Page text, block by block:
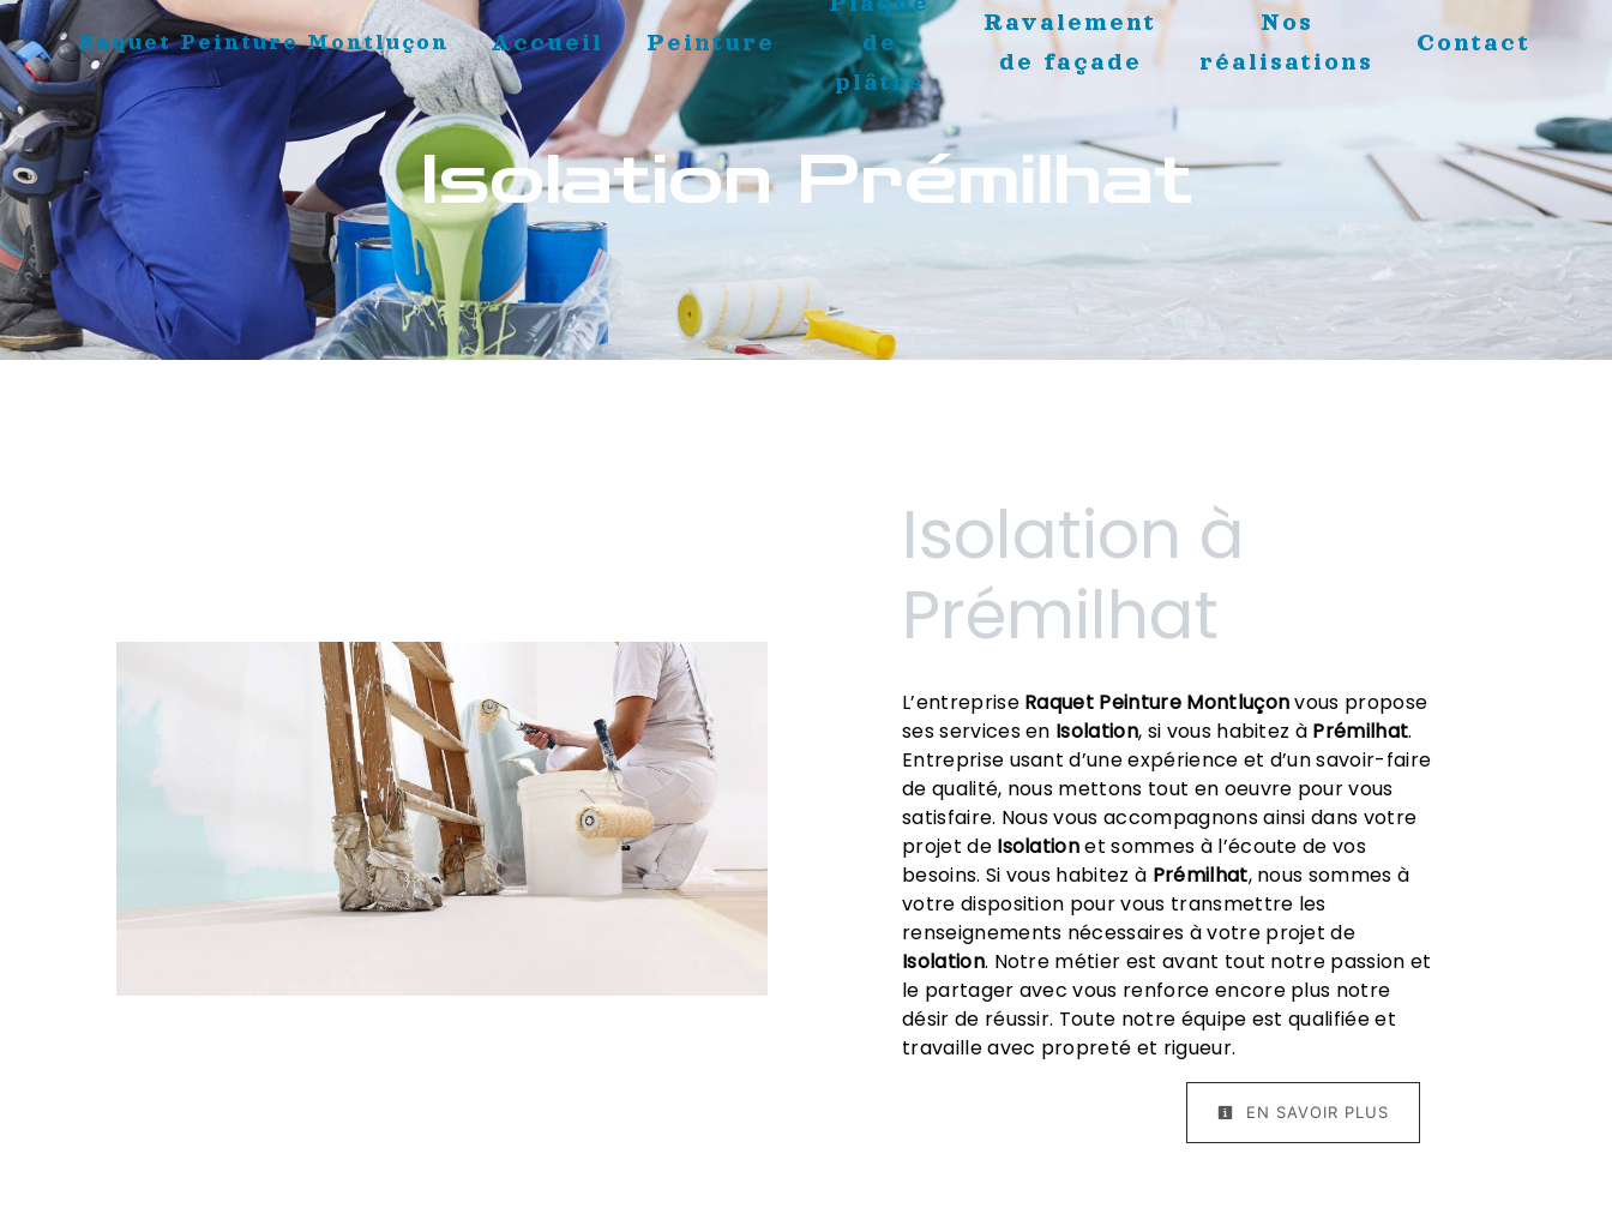
Panneau de gestion des cookies
Raquet Peinture Montluçon Accueil Peinture
de
plâtre
Ravalement
de façade
Nos
réalisations
Contact
Isolation Prémilhat
Isolation à
Prémilhat
L’entreprise Raquet Peinture Montluçonvous propose
ses services en Isolation, si vous habitez à Prémilhat.
Entreprise usant d’une expérience et d’un savoir-faire
de qualité, nous mettons tout en oeuvre pour vous
satisfaire. Nous vous accompagnons ainsi dans votre
projet de Isolationet sommes à l’écoute de vos
besoins. Si vous habitez à Prémilhat, nous sommes à
votre disposition pour vous transmettre les
renseignements nécessaires à votre projet de
Isolation. Notre métier est avant tout notre passion et
le partager avec vous renforce encore plus notre
désir de réussir. Toute notre équipe est qualifiée et
travaille avec propreté et rigueur.
EN SAVOIR PLUS